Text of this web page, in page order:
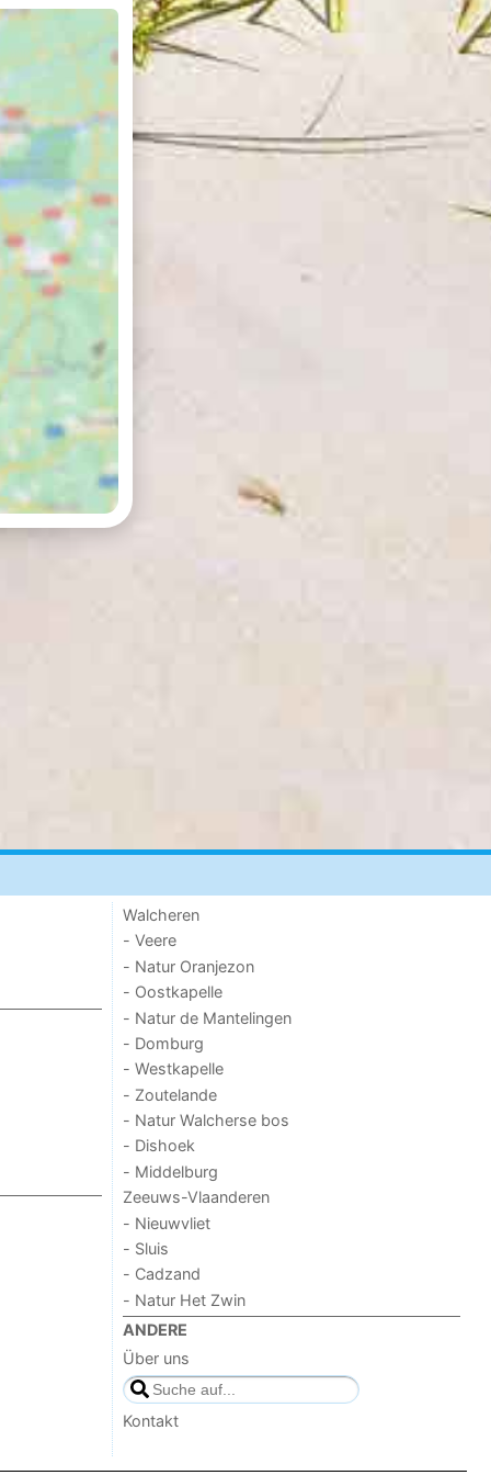
Walcheren
- Veere
- Natur Oranjezon
- Oostkapelle
- Natur de Mantelingen
- Domburg
- Westkapelle
- Zoutelande
- Natur Walcherse bos
- Dishoek
- Middelburg
Zeeuws-Vlaanderen
- Nieuwvliet
- Sluis
- Cadzand
- Natur Het Zwin
ANDERE
Über uns
Kontakt